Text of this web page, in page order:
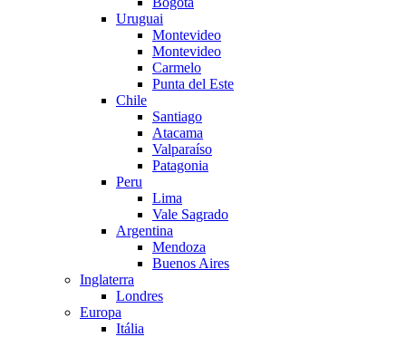
Uruguai
Montevideo
Montevideo
Carmelo
Punta del Este
Chile
Santiago
Atacama
Valparaíso
Patagonia
Peru
Lima
Vale Sagrado
Argentina
Mendoza
Buenos Aires
Inglaterra
Londres
Europa
Itália